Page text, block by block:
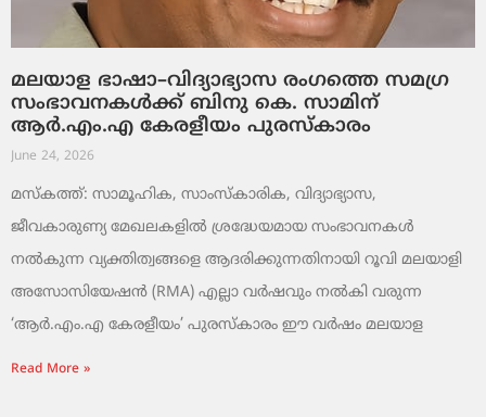
മലയാള ഭാഷാ–വിദ്യാഭ്യാസ രംഗത്തെ സമഗ്ര
സംഭാവനകൾക്ക് ബിനു കെ. സാമിന്
ആർ.എം.എ കേരളീയം പുരസ്‌കാരം
June 24, 2026
മസ്കത്ത്: സാമൂഹിക, സാംസ്‌കാരിക, വിദ്യാഭ്യാസ,
ജീവകാരുണ്യ മേഖലകളിൽ ശ്രദ്ധേയമായ സംഭാവനകൾ
നൽകുന്ന വ്യക്തിത്വങ്ങളെ ആദരിക്കുന്നതിനായി റൂവി മലയാളി
അസോസിയേഷൻ (RMA) എല്ലാ വർഷവും നൽകി വരുന്ന
‘ആർ.എം.എ കേരളീയം’ പുരസ്‌കാരം ഈ വർഷം മലയാള
Read More »